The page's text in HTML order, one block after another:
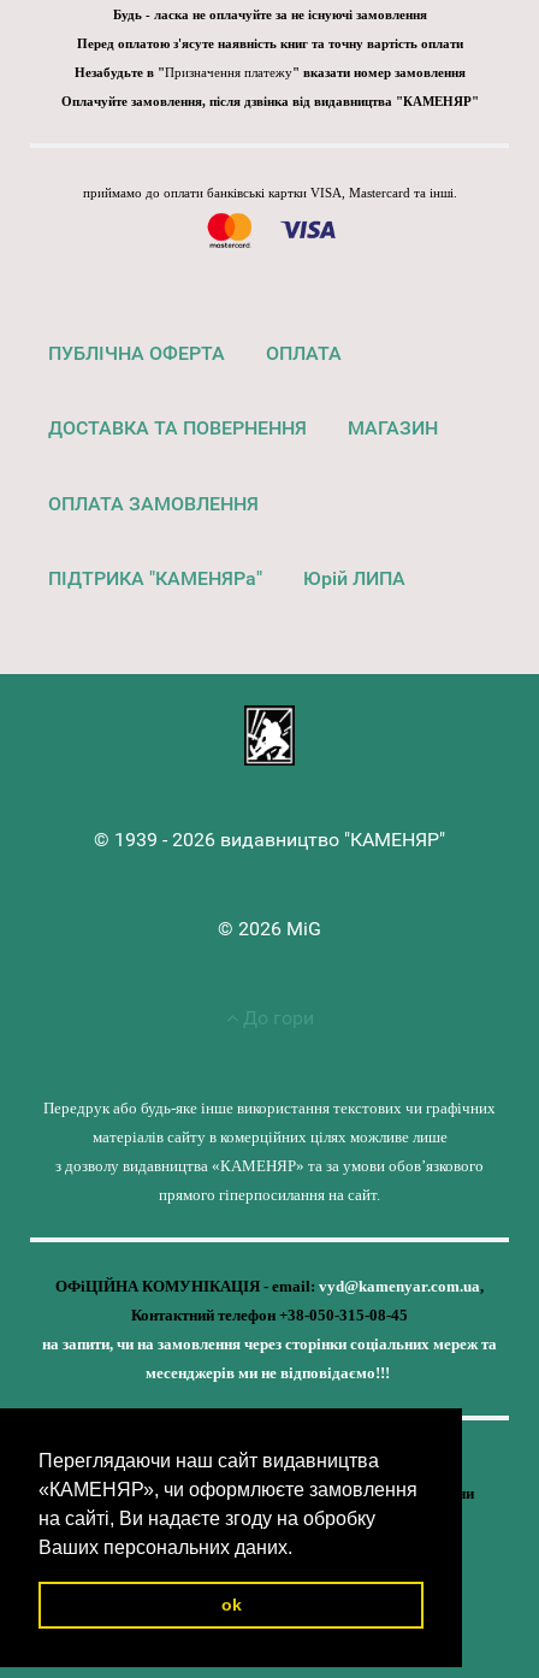
Переглядаючи наш сайт видавництва
«КАМЕНЯР», чи оформлюєте замовлення
на сайті, Ви надаєте згоду на обробку
Ваших персональних даних.
ok
Будь - ласка не оплачуйте за не існуючі замовлення
Перед оплатою з'ясуте наявність книг та точну вартість оплати
Незабудьте в "Призначення платежу" вказати номер замовлення
Оплачуйте замовлення, після дзвінка від видавництва "КАМЕНЯР"
приймамо до оплати банківські картки VISA, Mastercard та інші.
ПУБЛІЧНА ОФЕРТА ОПЛАТА
ДОСТАВКА ТА ПОВЕРНЕННЯ МАГАЗИН
ОПЛАТА ЗАМОВЛЕННЯ
ПІДТРИКА "КАМЕНЯРа" Юрій ЛИПА
© 1939 - 2026 видавництво "КАМЕНЯР"
© 2026 MiG
До гори
Передрук або будь-яке інше використання текстових чи графічних
матеріалів сайту в комерційних цілях можливе лише
з дозволу видавництва «КАМЕНЯР» та за умови обов’язкового
прямого гіперпосилання на сайт.
ОФіЦІЙНА КОМУНІКАЦІЯ - email: vyd@kamenyar.com.ua,
Контактний телефон +38-050-315-08-45
на запити, чи на замовлення через сторінки соціальних мереж та
месенджерів ми не відповідаємо!!!
Кожне наше видання - це внесок у спротив,
у збереження ідентичності та неминучу перемогу України
(видавництво «КАМЕНЯР»)